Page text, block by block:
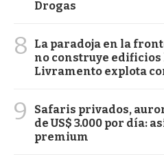
Drogas
8
La paradoja en la
no construye edificios
Livramento explota
9
Safaris privados,
de US$ 3.000 por día:
premium